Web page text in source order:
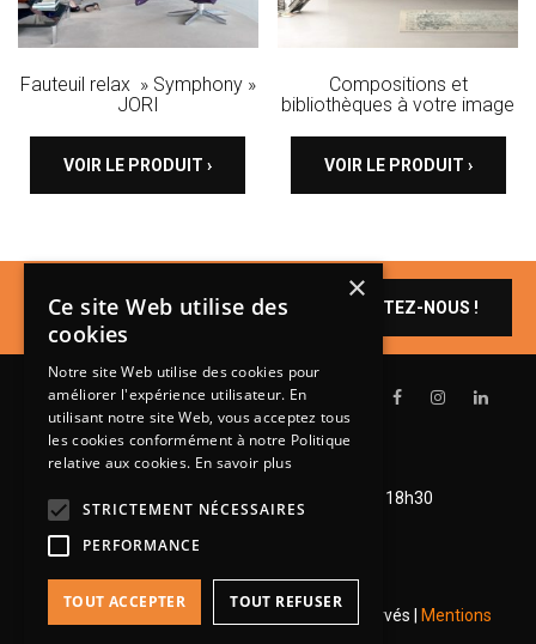
Fauteuil relax » Symphony »
JORI
VOIR LE PRODUIT ›
Compositions et
bibliothèques à votre image
VOIR LE PRODUIT ›
Un produit vous
intéresse ?
CONTACTEZ-NOUS !
Lundi de 14h à 18h30
Mardi à vendredi de 9h à 12h et de 14h à 18h30
© 2026 Groupe Steinmetz - Tous droits réservés |
Mentions
×
Ce site Web utilise des
cookies
Notre site Web utilise des cookies pour
améliorer l'expérience utilisateur. En
utilisant notre site Web, vous acceptez tous
les cookies conformément à notre Politique
relative aux cookies. En savoir plus
STRICTEMENT NÉCESSAIRES
PERFORMANCE
TOUT ACCEPTER TOUT REFUSER